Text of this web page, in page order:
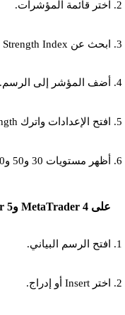
اختر قائمة المؤشرات.
ابحث عن Relative Strength Index أو RSI.
أضف المؤشر إلى الرسم.
افتح الإعدادات واترك Length عند 14 كبداية.
أظهر مستويات 30 و50 و70 لتسهيل القراءة.
على MetaTrader 4 وMetaTrader 5
افتح الرسم البياني.
اختر Insert أو إدراج.